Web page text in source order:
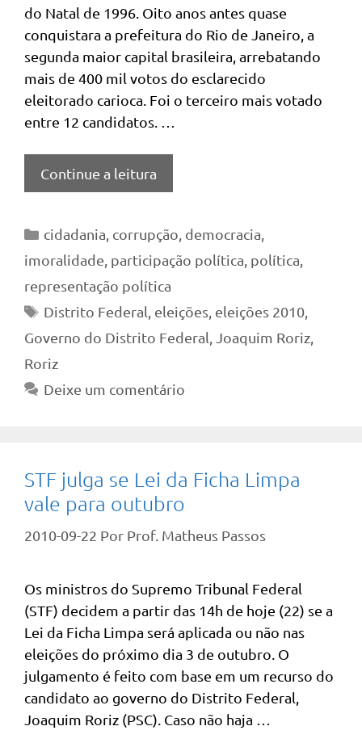
do Natal de 1996. Oito anos antes quase
conquistara a prefeitura do Rio de Janeiro, a
segunda maior capital brasileira, arrebatando
mais de 400 mil votos do esclarecido
eleitorado carioca. Foi o terceiro mais votado
entre 12 candidatos. …
Continue a leitura
Categorias
cidadania corrupção democracia
imoralidade participação política política
representação política
Tags
Distrito Federal eleições, eleições 2010,
Governo do Distrito Federal
Joaquim Roriz
Roriz
Deixe um comentário
STF julga se Lei da Ficha Limpa
vale para outubro
2010-09-22 Por Prof. Matheus Passos
Os ministros do Supremo Tribunal Federal
(STF) decidem a partir das 14h de hoje (22) se a
Lei da Ficha Limpa será aplicada ou não nas
eleições do próximo dia 3 de outubro. O
julgamento é feito com base em um recurso do
candidato ao governo do Distrito Federal,
Joaquim Roriz (PSC). Caso não haja …